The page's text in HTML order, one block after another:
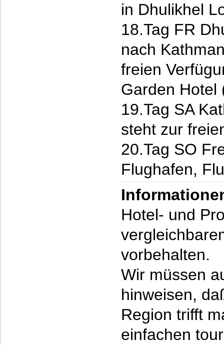
in Dhulikhel
18.Tag FR
nach
freien
Garden Hotel
19.Tag SA
steht zur
20.Tag SO
Flughafen,
Hotel- und
vorbehalten.
Wir müssen
hinweisen,
Region trifft
einfachen